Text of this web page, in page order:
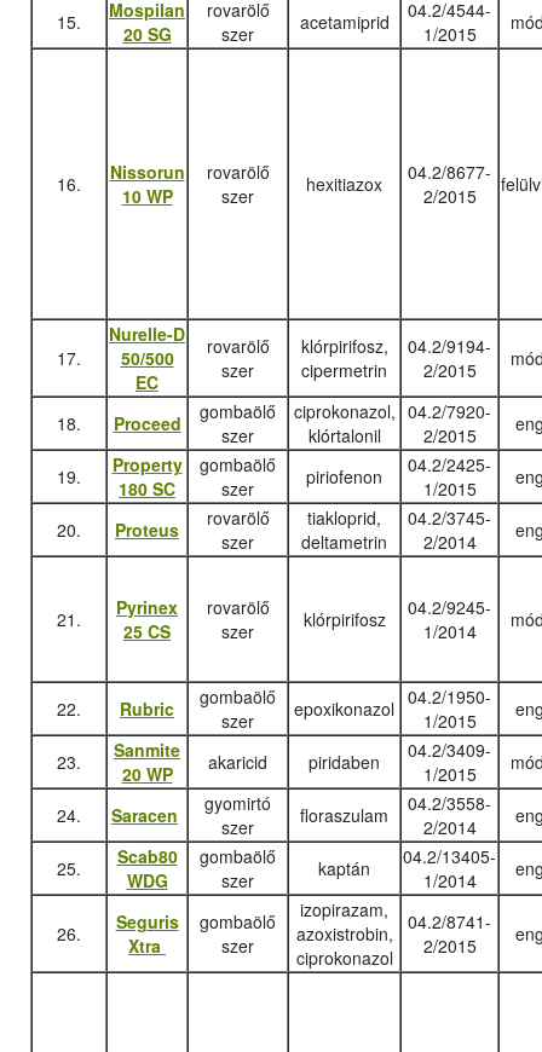
15.
Mospilan
20 SG
rovarölő
szer
acetamiprid
04.2/4544-
1/2015
16.
Nissorun
10 WP
rovarölő
szer
hexitiazox
04.2/8677-
2/2015
17.
Nurelle-D
50/500
EC
rovarölő
szer
klórpirifosz,
cipermetrin
04.2/9194-
2/2015
18. Proceed
gombaölő
szer
ciprokonazol,
klórtalonil
04.2/7920-
2/2015
19.
Property
180 SC
gombaölő
szer
piriofenon
04.2/2425-
1/2015
20. Proteus
rovarölő
szer
tiakloprid,
deltametrin
04.2/3745-
2/2014
21.
Pyrinex
25 CS
rovarölő
szer
klórpirifosz
04.2/9245-
1/2014
22. Rubric
gombaölő
szer
epoxikonazol 04.2/1950-
1/2015
23.
Sanmite
20 WP
akaricid piridaben
04.2/3409-
1/2015
24. Saracen
gyomirtó
szer
floraszulam
04.2/3558-
2/2014
25.
Scab80
WDG
gombaölő
szer
kaptán
04.2/13405-
1/2014
26.
Seguris
Xtra
gombaölő
szer
izopirazam,
azoxistrobin,
ciprokonazol
04.2/8741-
2/2015